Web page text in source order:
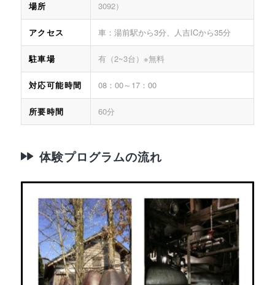
場所 3092）
アクセス 車：湯前駅から3分、人吉ICから35分
駐車場 有（2~3台）※無料
対応可能時間 08：00～17：00
所要時間 60分
体験プログラムの流れ